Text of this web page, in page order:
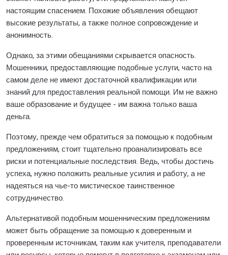
настоящим спасением. Похожие объявления обещают
высокие результаты, а также полное сопровождение и
анонимность.
Однако, за этими обещаниями скрывается опасность.
Мошенники, предоставляющие подобные услуги, часто на
самом деле не имеют достаточной квалификации или
знаний для предоставления реальной помощи. Им не важно
ваше образование и будущее - им важна только ваша
деньга.
Поэтому, прежде чем обратиться за помощью к подобным
предложениям, стоит тщательно проанализировать все
риски и потенциальные последствия. Ведь, чтобы достичь
успеха, нужно положить реальные усилия и работу, а не
надеяться на чье-то мистическое таинственное
сотрудничество.
Альтернативой подобным мошенническим предложениям
может быть обращение за помощью к доверенным и
проверенным источникам, таким как учителя, преподаватели